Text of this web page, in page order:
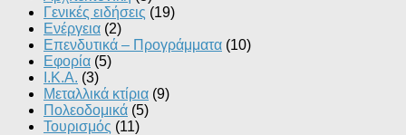
Γενικές ειδήσεις (19)
Ενέργεια (2)
Επενδυτικά – Προγράμματα (10)
Εφορία (5)
Ι.Κ.Α. (3)
Μεταλλικά κτίρια (9)
Πολεοδομικά (5)
Τουρισμός (11)